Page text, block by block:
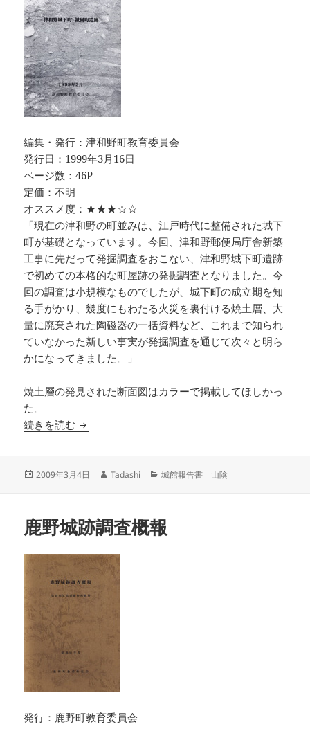
編集・発行：津和野町教育委員会
発行日：1999年3月16日
ページ数：46P
定価：不明
オススメ度：★★★☆☆
「現在の津和野の町並みは、江戸時代に整備された城下
町が基礎となっています。今回、津和野郵便局庁舎新築
工事に先だって発掘調査をおこない、津和野城下町遺跡
で初めての本格的な町屋跡の発掘調査となりました。今
回の調査は小規模なものでしたが、城下町の成立期を知
る手がかり、幾度にもわたる火災を裏付ける焼土層、大
量に廃棄された陶磁器の一括資料など、これまで知られ
ていなかった新しい事実が発掘調査を通じて次々と明ら
かになってきました。」
焼土層の発見された断面図はカラーで掲載してほしかっ
た。
続きを読む 津和野城下町 祇園町遺跡 津和野町埋蔵文化財
投
2009年3月4日
作
Tadashi
カ
ー
城館報告書 山陰
鹿野城跡調査概報
発行：鹿野町教育委員会